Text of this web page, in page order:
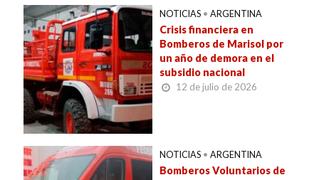
NOTICIAS • ARGENTINA
Crisis financiera en
Bomberos de Marisol por
un año de demora en el
subsidio nacional
12 de julio de 2026
NOTICIAS • ARGENTINA
Bomberos Voluntarios de